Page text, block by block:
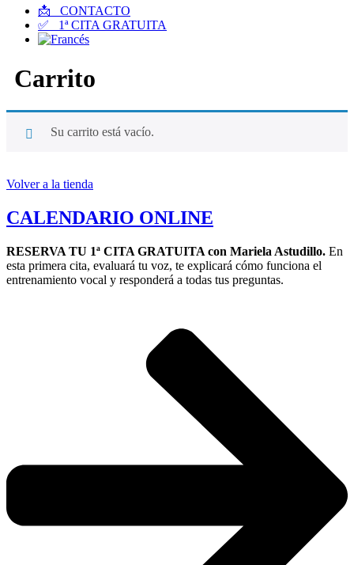
📩 CONTACTO
✅ 1ª CITA GRATUITA
Carrito
Su carrito está vacío.
Volver a la tienda
CALENDARIO ONLINE
RESERVA TU 1ª CITA GRATUITA con Mariela Astudillo. En
esta primera cita, evaluará tu voz, te explicará cómo funciona el
entrenamiento vocal y responderá a todas tus preguntas.